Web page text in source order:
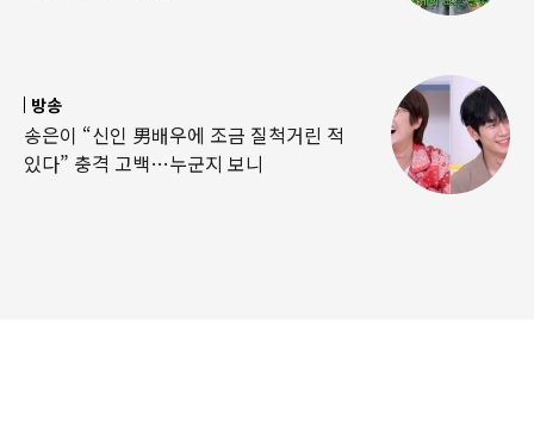
방송
송은이 “신인 男배우에 조금 질척거린 적
있다” 충격 고백…누군지 보니